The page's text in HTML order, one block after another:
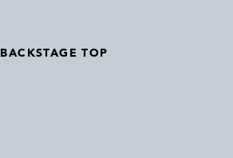
BACKSTAGE TOP